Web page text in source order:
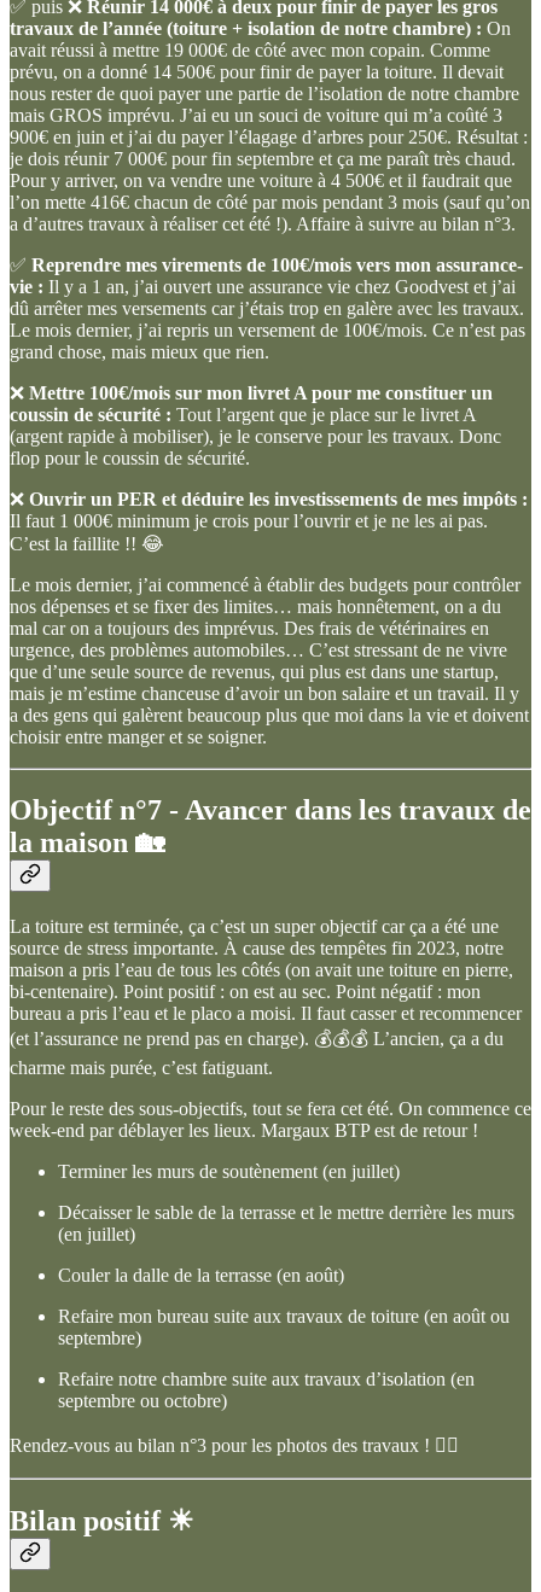
✅ puis ❌ Réunir 14 000€ à deux pour finir de payer les gros
travaux de l’année (toiture + isolation de notre chambre) : On
avait réussi à mettre 19 000€ de côté avec mon copain. Comme
prévu, on a donné 14 500€ pour finir de payer la toiture. Il devait
nous rester de quoi payer une partie de l’isolation de notre chambre
mais GROS imprévu. J’ai eu un souci de voiture qui m’a coûté 3
900€ en juin et j’ai du payer l’élagage d’arbres pour 250€. Résultat :
je dois réunir 7 000€ pour fin septembre et ça me paraît très chaud.
Pour y arriver, on va vendre une voiture à 4 500€ et il faudrait que
l’on mette 416€ chacun de côté par mois pendant 3 mois (sauf qu’on
a d’autres travaux à réaliser cet été !). Affaire à suivre au bilan n°3.
✅ Reprendre mes virements de 100€/mois vers mon assurance-
vie : Il y a 1 an, j’ai ouvert une assurance vie chez Goodvest et j’ai
dû arrêter mes versements car j’étais trop en galère avec les travaux.
Le mois dernier, j’ai repris un versement de 100€/mois. Ce n’est pas
grand chose, mais mieux que rien.
❌ Mettre 100€/mois sur mon livret A pour me constituer un
coussin de sécurité : Tout l’argent que je place sur le livret A
(argent rapide à mobiliser), je le conserve pour les travaux. Donc
flop pour le coussin de sécurité.
❌ Ouvrir un PER et déduire les investissements de mes impôts :
Il faut 1 000€ minimum je crois pour l’ouvrir et je ne les ai pas.
C’est la faillite !! 😂
Le mois dernier, j’ai commencé à établir des budgets pour contrôler
nos dépenses et se fixer des limites… mais honnêtement, on a du
mal car on a toujours des imprévus. Des frais de vétérinaires en
urgence, des problèmes automobiles… C’est stressant de ne vivre
que d’une seule source de revenus, qui plus est dans une startup,
mais je m’estime chanceuse d’avoir un bon salaire et un travail. Il y
a des gens qui galèrent beaucoup plus que moi dans la vie et doivent
choisir entre manger et se soigner.
Objectif n°7 - Avancer dans les travaux de
la maison 🏡
La toiture est terminée, ça c’est un super objectif car ça a été une
source de stress importante. À cause des tempêtes fin 2023, notre
maison a pris l’eau de tous les côtés (on avait une toiture en pierre,
bi-centenaire). Point positif : on est au sec. Point négatif : mon
bureau a pris l’eau et le placo a moisi. Il faut casser et recommencer
(et l’assurance ne prend pas en charge). 💰💰💰 L’ancien, ça a du
charme mais purée, c’est fatiguant.
Pour le reste des sous-objectifs, tout se fera cet été. On commence ce
week-end par déblayer les lieux. Margaux BTP est de retour !
Terminer les murs de soutènement (en juillet)
Décaisser le sable de la terrasse et le mettre derrière les murs
(en juillet)
Couler la dalle de la terrasse (en août)
Refaire mon bureau suite aux travaux de toiture (en août ou
septembre)
Refaire notre chambre suite aux travaux d’isolation (en
septembre ou octobre)
Rendez-vous au bilan n°3 pour les photos des travaux ! 👷‍♀️
Bilan positif ☀